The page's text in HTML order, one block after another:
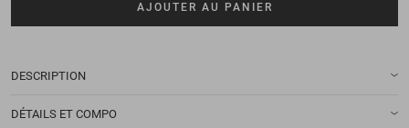
AJOUTER AU PANIER
DESCRIPTION
DÉTAILS ET COMPO